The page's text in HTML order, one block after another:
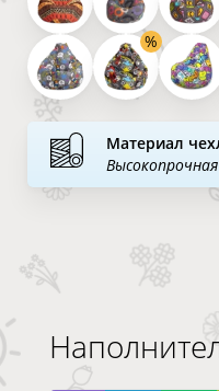
Материал